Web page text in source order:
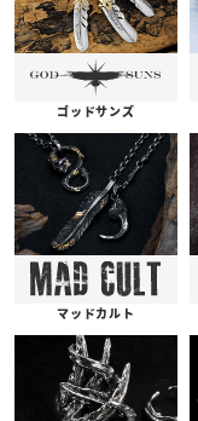
ゴッドサンズ
マッドカルト